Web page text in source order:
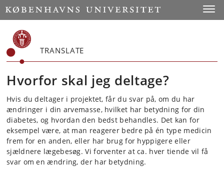
Start
TRANSLATE
Hvorfor skal jeg deltage?
Hvis du deltager i projektet, får du svar på, om du har
ændringer i din arvemasse, hvilket har betydning for din
diabetes, og hvordan den bedst behandles. Det kan for
eksempel være, at man reagerer bedre på én type medicin
frem for en anden, eller har brug for hyppigere eller
sjældnere lægebesøg. Vi forventer at ca. hver tiende vil få
svar om en ændring, der har betydning.